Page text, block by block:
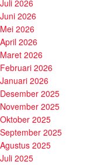
Juli 2026
Juni 2026
Mei 2026
April 2026
Maret 2026
Februari 2026
Januari 2026
Desember 2025
November 2025
Oktober 2025
September 2025
Agustus 2025
Juli 2025